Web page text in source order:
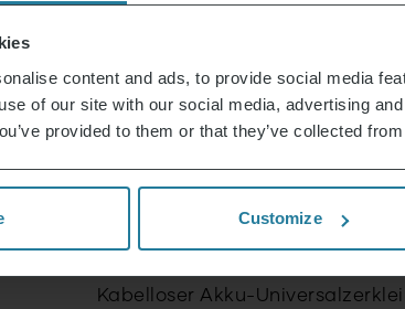
content and ads, to provide social media
of our site with our social media, advertising
provided to them or that they’ve collected
Customize
Zu den beliebtesten Beilagen
schlesische Klöße. Damit ist
Schlesische-Rouladen
AUSVERKAUFT
Kabelloser Akku-